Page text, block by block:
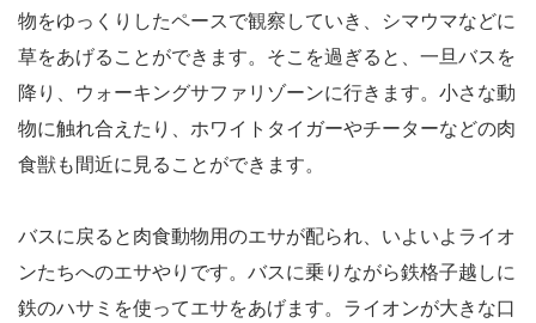
物をゆっくりしたペースで観察していき、シマウマなどに
草をあげることができます。そこを過ぎると、一旦バスを
降り、ウォーキングサファリゾーンに行きます。小さな動
物に触れ合えたり、ホワイトタイガーやチーターなどの肉
食獣も間近に見ることができます。
バスに戻ると肉食動物用のエサが配られ、いよいよライオ
ンたちへのエサやりです。バスに乗りながら鉄格子越しに
鉄のハサミを使ってエサをあげます。ライオンが大きな口